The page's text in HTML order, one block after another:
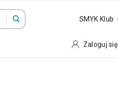
SMYK Klub
Zaloguj się